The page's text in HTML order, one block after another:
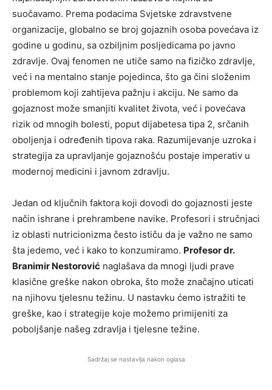
suočavamo. Prema podacima Svjetske zdravstvene
organizacije, globalno se broj gojaznih osoba povećava iz
godine u godinu, sa ozbiljnim posljedicama po javno
zdravlje. Ovaj fenomen ne utiče samo na fizičko zdravlje,
već i na mentalno stanje pojedinca, što ga čini složenim
problemom koji zahtijeva pažnju i akciju. Ne samo da
gojaznost može smanjiti kvalitet života, već i povećava
rizik od mnogih bolesti, poput dijabetesa tipa 2, srčanih
oboljenja i određenih tipova raka. Razumijevanje uzroka i
strategija za upravljanje gojaznošću postaje imperativ u
modernoj medicini i javnom zdravlju.
Jedan od ključnih faktora koji dovodi do gojaznosti jeste
način ishrane i prehrambene navike. Profesori i stručnjaci
iz oblasti nutricionizma često ističu da je važno ne samo
šta jedemo, već i kako to konzumiramo. Profesor dr.
Branimir Nestorović naglašava da mnogi ljudi prave
klasične greške nakon obroka, što može značajno uticati
na njihovu tjelesnu težinu. U nastavku ćemo istražiti te
greške, kao i strategije koje možemo primijeniti za
poboljšanje našeg zdravlja i tjelesne težine.
Sadržaj se nastavlja nakon oglasa